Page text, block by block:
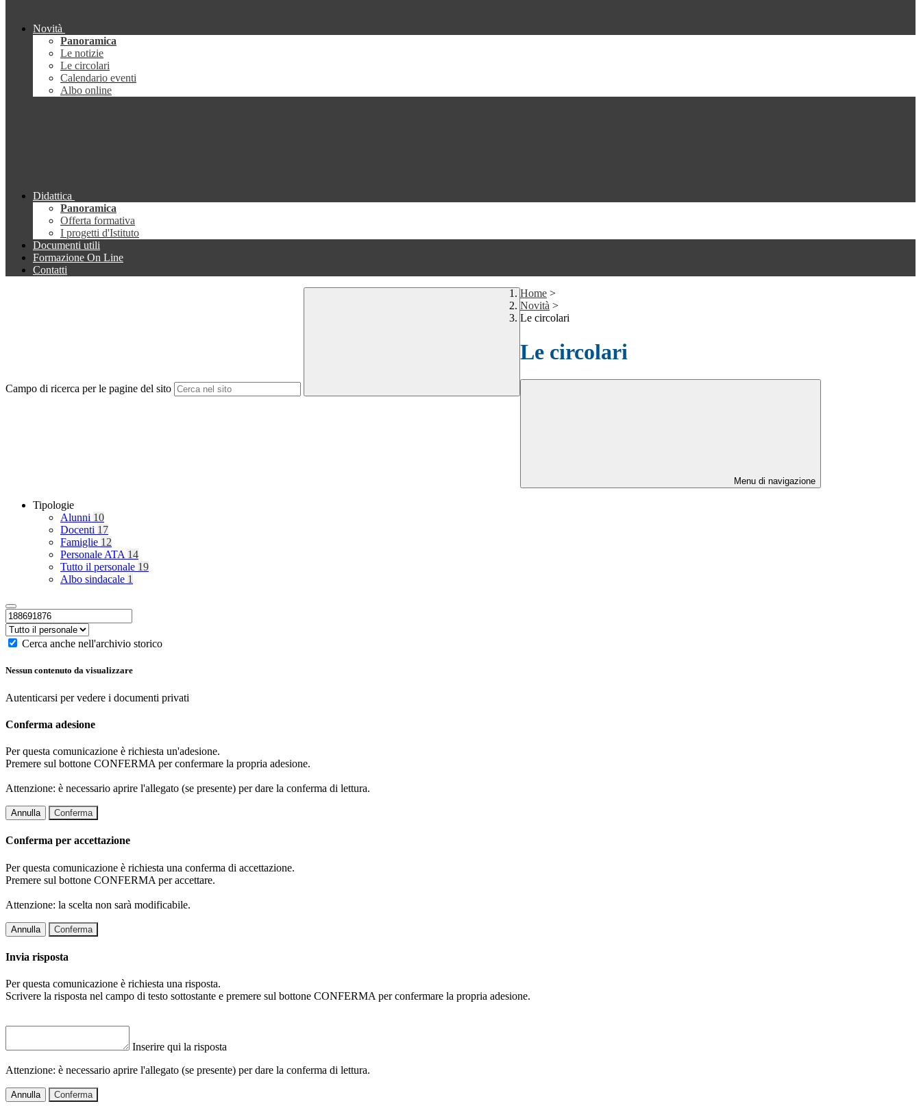
Novità
Panoramica
Le notizie
Le circolari
Calendario eventi
Albo online
Didattica
Panoramica
Offerta formativa
I progetti d'Istituto
Documenti utili
Formazione On Line
Contatti
Campo di ricerca per le pagine del sito
Home >
Novità >
Le circolari
Le circolari
Menu di navigazione
Tipologie
Alunni 10
Docenti 17
Famiglie 12
Personale ATA 14
Tutto il personale 19
Albo sindacale 1
Cerca anche nell'archivio storico
Nessun contenuto da visualizzare
Autenticarsi per vedere i documenti privati
Conferma adesione
Per questa comunicazione è richiesta un'adesione.
Premere sul bottone CONFERMA per confermare la propria adesione.
Attenzione: è necessario aprire l'allegato (se presente) per dare la conferma di lettura.
Annulla Conferma
Conferma per accettazione
Per questa comunicazione è richiesta una conferma di accettazione.
Premere sul bottone CONFERMA per accettare.
Attenzione: la scelta non sarà modificabile.
Annulla Conferma
Invia risposta
Per questa comunicazione è richiesta una risposta.
Scrivere la risposta nel campo di testo sottostante e premere sul bottone CONFERMA per confermare la propria adesione.
Inserire qui la risposta
Attenzione: è necessario aprire l'allegato (se presente) per dare la conferma di lettura.
Annulla Conferma